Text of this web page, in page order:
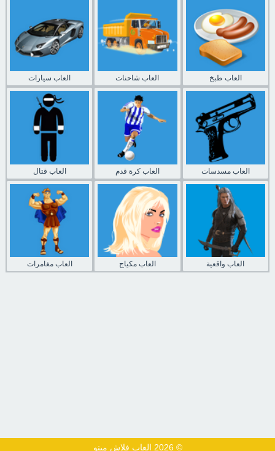
العاب سيارات العاب شاحنات العاب طبخ
العاب قتال العاب كرة قدم العاب مسدسات
العاب مغامرات العاب مكياج العاب واقعية
© 2026 العاب فلاش مينو